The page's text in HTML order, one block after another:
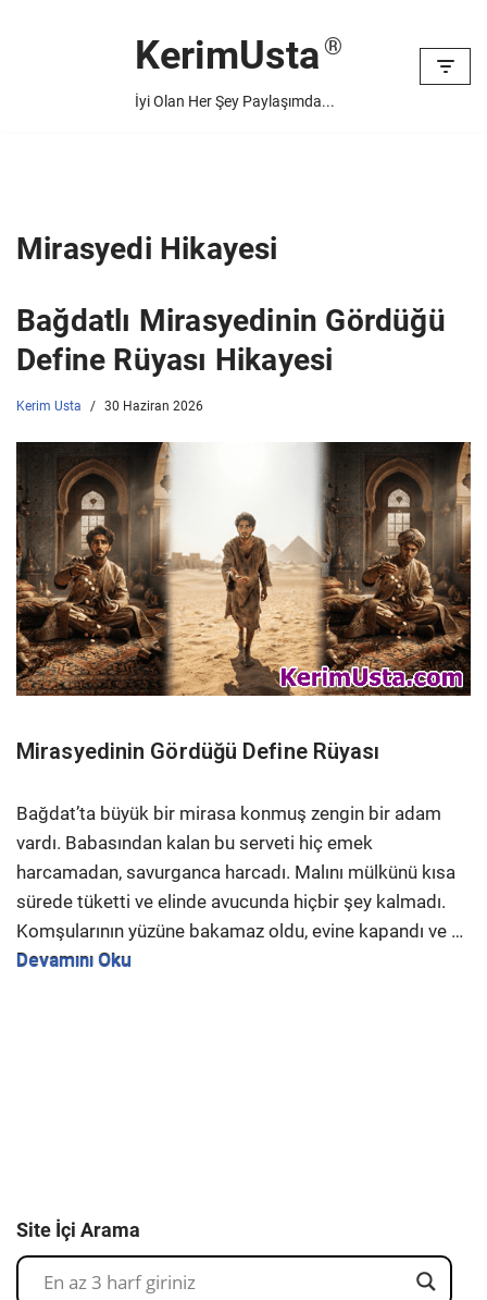
KerimUsta
İyi Olan Her Şey Paylaşımda...
Mirasyedi Hikayesi
Bağdatlı Mirasyedinin Gördüğü
Define Rüyası Hikayesi
Kerim Usta 30 Haziran 2026
Mirasyedinin Gördüğü Define Rüyası
Bağdat’ta büyük bir mirasa konmuş zengin bir adam
vardı. Babasından kalan bu serveti hiç emek
harcamadan, savurganca harcadı. Malını mülkünü kısa
sürede tüketti ve elinde avucunda hiçbir şey kalmadı.
Komşularının yüzüne bakamaz oldu, evine kapandı ve …
Devamını Oku
Site İçi Arama